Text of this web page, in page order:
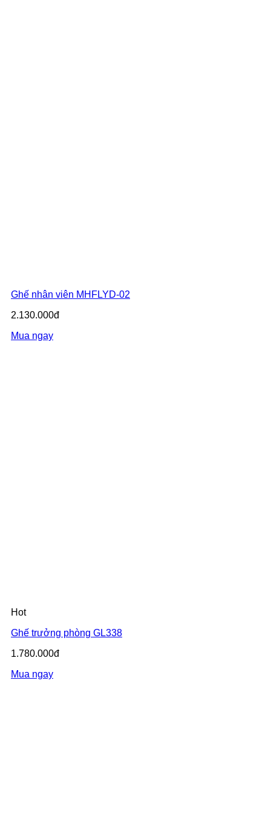
Ghế nhân viên MHFLYD-02
2.130.000đ
Mua ngay
Hot
Ghế trưởng phòng GL338
1.780.000đ
Mua ngay